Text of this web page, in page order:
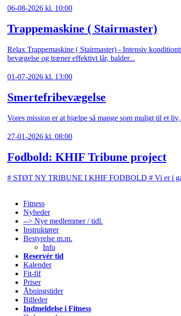
06-08-2026 kl. 10:00
Trappemaskine ( Stairmaster)
Relax Trappemaskine ( Stairmaster) - Intensiv
bevægelse og træner effektivt lår, balder...
01-07-2026 kl. 13:00
Smertefribevægelse
Vores mission er at hjælpe så mange som muligt til et
27-01-2026 kl. 08:00
Fodbold: KHIF Tribune project
# STØT NY TRIBUNE I KHIF FODBOLD # Vi er i
Fitness
Nyheder
--> Nye medlemmer / tidl.
Instruktører
Bestyrelse m.m.
Info
Reservér tid
Kalender
Fit-fif
Priser
Åbningstider
Billeder
Indmeldelse i Fitness